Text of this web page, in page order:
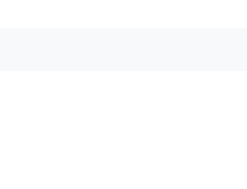
động trong không gian tối. Được thiết kế khả
các khu vực quan trọng và tự động kích hoạt